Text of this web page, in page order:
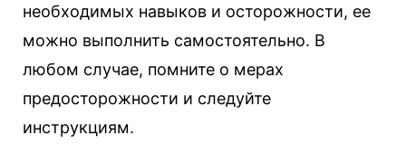
необходимых навыков и осторожности, ее
можно выполнить самостоятельно. В
любом случае, помните о мерах
предосторожности и следуйте
инструкциям.